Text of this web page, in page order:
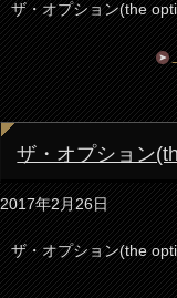
ザ・オプション(the
ザ・オプション
2017年2月26日
ザ・オプション(the